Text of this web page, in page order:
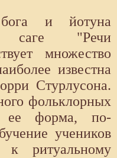
и йотуна
саге "Речи
множество
известна
Стурлусона.
фольклорных
ее форма, по-
учеников
ритуальному